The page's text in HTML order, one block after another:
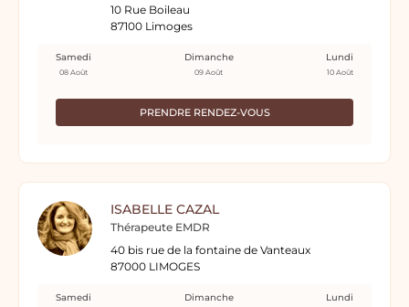
10 Rue Boileau
87100 Limoges
PRENDRE RENDEZ-VOUS
Samedi
08 Août
Dimanche
09 Août
Lundi
10 Août
ISABELLE CAZAL
Thérapeute EMDR
40 bis rue de la fontaine de Vanteaux
87000 LIMOGES
Samedi Dimanche Lundi